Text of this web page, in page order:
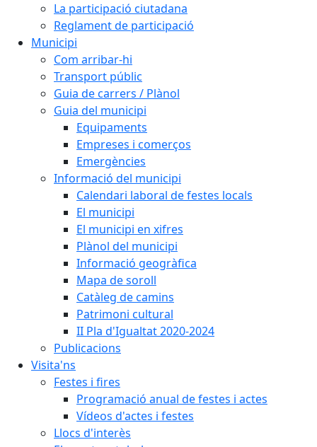
La participació ciutadana
Reglament de participació
Municipi
Com arribar-hi
Transport públic
Guia de carrers / Plànol
Guia del municipi
Equipaments
Empreses i comerços
Emergències
Informació del municipi
Calendari laboral de festes locals
El municipi
El municipi en xifres
Plànol del municipi
Informació geogràfica
Mapa de soroll
Catàleg de camins
Patrimoni cultural
II Pla d'Igualtat 2020-2024
Publicacions
Visita'ns
Festes i fires
Programació anual de festes i actes
Vídeos d'actes i festes
Llocs d'interès